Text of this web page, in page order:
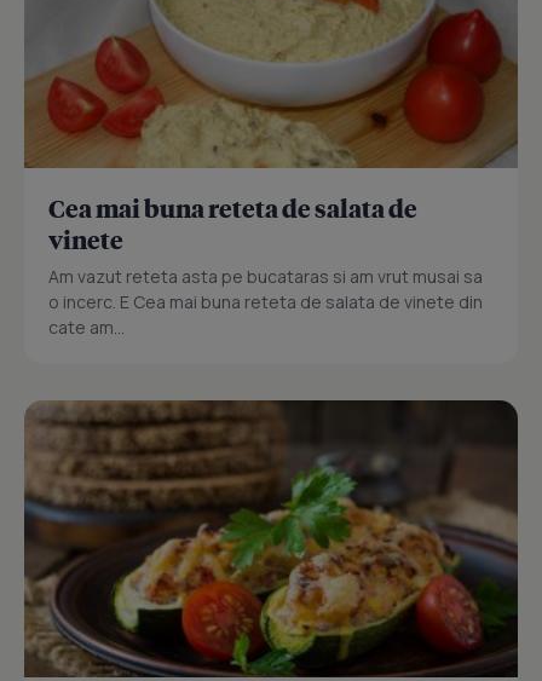
Cea mai buna reteta de salata de
vinete
Am vazut reteta asta pe bucataras si am vrut musai sa
o incerc. E Cea mai buna reteta de salata de vinete din
cate am...